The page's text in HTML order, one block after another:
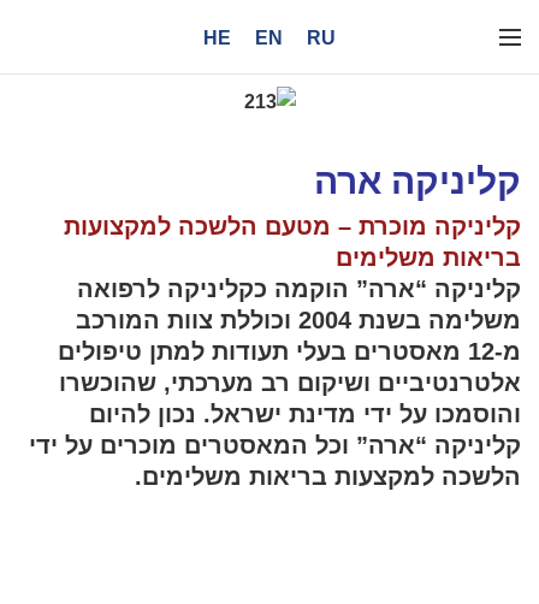
HE EN RU
קליניקה ארה
קליניקה מוכרת – מטעם הלשכה למקצועות
בריאות משלימים
קליניקה “ארה” הוקמה כקליניקה לרפואה
משלימה בשנת 2004 וכוללת צוות המורכב
מ-12 מאסטרים בעלי תעודות למתן טיפולים
אלטרנטיביים ושיקום רב מערכתי, שהוכשרו
והוסמכו על ידי מדינת ישראל. נכון להיום
קליניקה “ארה” וכל המאסטרים מוכרים על ידי
הלשכה למקצעות בריאות משלימים.